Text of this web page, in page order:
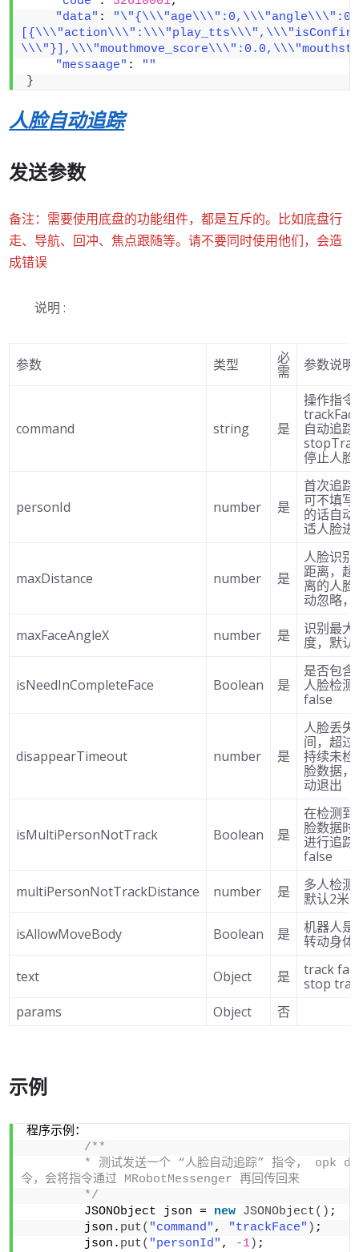
"data" :
"messaage" :
""
}
人脸自动追踪
发送参数
备注：需要使用底盘的功能组件，都是互斥的。比如底盘行
走、导航、回冲、焦点跟随等。请不要同时使用他们，会造
成错误
说明 :
参数 类型
必
需
参数说明
command string 是
操作
自动追踪
停止人脸
personId number 是
首次追
可不填
的话自
适人脸进
maxDistance number 是
人脸识
距离，
离的人
动忽略
maxFaceAngleX
number 是
识别最大
度，默认
isNeedInCompleteFace Boolean 是
是否包
人脸检
false
disappearTimeout number 是
人脸丢
间，超
持续未检
脸数据
动退出
isMultiPersonNotTrack Boolean 是
在检测到
脸数据
进行追踪
false
multiPersonNotTrackDistance
number 是
多人检
默认2米
isAllowMoveBody
Boolean 是
机器人是
转动身体
text
Object 是
track
stop
params
Object 否
示例
程序示例：
/**
* 测试发送一个 “人脸自动追踪” 指令， opk
令，会将指令通过 MRobotMessenger 再回传回来
        */
        JSONObject json =
new JSONObject() ;
        json.
put( "command" , "trackFace" ) ;
        json.
put( "personId" , -1) ;